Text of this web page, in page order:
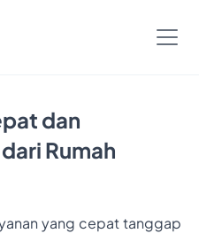
dan
Rumah
yang cepat tanggap